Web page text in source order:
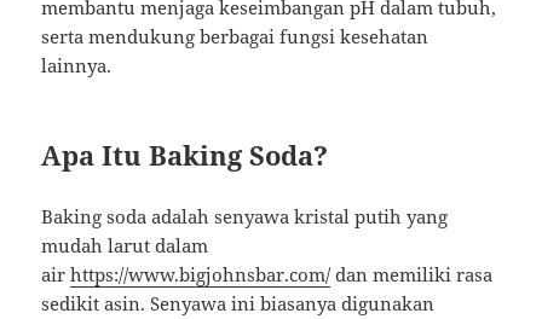
membantu menjaga keseimbangan pH dalam tubuh,
serta mendukung berbagai fungsi kesehatan
lainnya.
Apa Itu Baking Soda?
Baking soda adalah senyawa kristal putih yang
mudah larut dalam
airhttps://www.bigjohnsbar.com/dan memiliki rasa
sedikit asin. Senyawa ini biasanya digunakan